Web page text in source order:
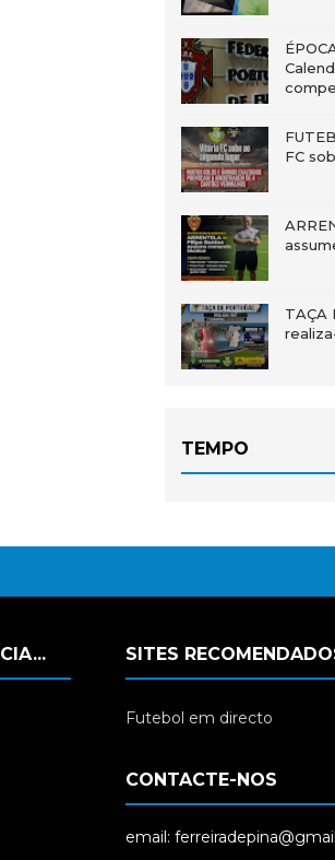
FC
TAÇA
TEMPO
SITES
Futebol em directo
CONTACTE-NOS
email: